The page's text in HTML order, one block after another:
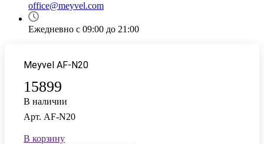
office@meyvel.com
Ежедневно с 09:00 до 21:00
Meyvel AF-N20
15899
В наличии
Арт. AF-N20
В корзину